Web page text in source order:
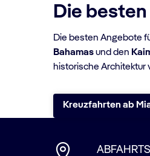
Die
Die besten Angebote
Bahamasund den
historische Architektur
Kreuzfahrten ab